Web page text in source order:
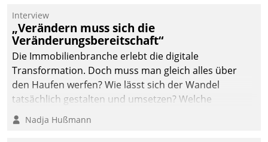
Quartier. Dazwischen
zeigte Datatrain, was es
Neues zu bieten hat.
Interview
„Verändern muss sich die
Veränderungsbereitschaft“
Die Immobilienbranche erlebt die digitale
Transformation. Doch muss man gleich alles über
den Haufen werfen? Wie lässt sich der Wandel
tatsächlich gestalten und umsetzen? Welche
Argumente zählen wirklich?
Nadja Hußmann